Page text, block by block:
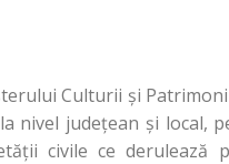
Culturii şi
nivel judeţean şi local,
civile ce derulează